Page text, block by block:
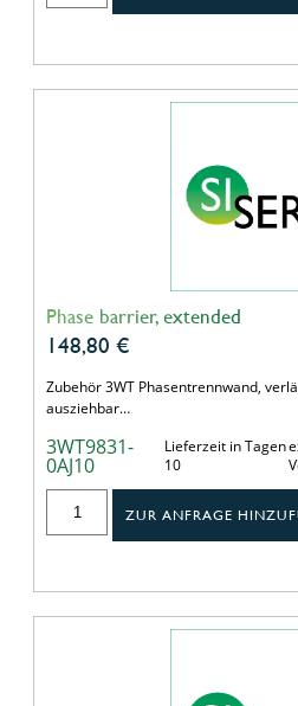
Phase barrier, extended
148,80 €
Zubehör 3WT Phasentrennwand,
ausziehbar…
3WT9831-
0AJ10
Lieferzeit in Tagen
10
ZUR ANFRAGE